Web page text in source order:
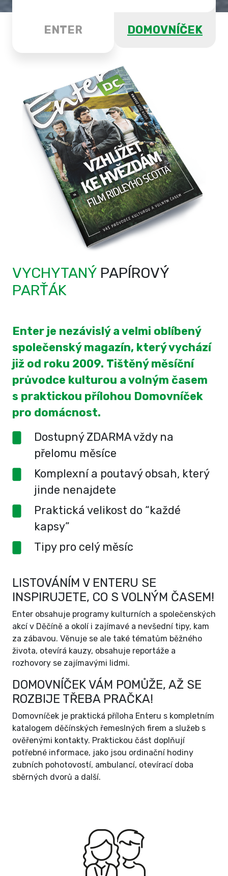
ENTER DOMOVNÍČEK
VYCHYTANÝ PAPÍROVÝ
PARŤÁK
Enter je nezávislý a velmi oblíbený
společenský magazín, který vychází
již od roku 2009. Tištěný měsíční
průvodce kulturou a volným časem
s praktickou přílohou Domovníček
pro domácnost.
Dostupný ZDARMA vždy na
přelomu měsíce
Komplexní a poutavý obsah, který
jinde nenajdete
Praktická velikost do “každé
kapsy”
Tipy pro celý měsíc
LISTOVÁNÍM V ENTERU SE
INSPIRUJETE, CO S VOLNÝM ČASEM!
Enter obsahuje programy kulturních a společenských
akcí v Děčíně a okolí i zajímavé a nevšední tipy, kam
za zábavou. Věnuje se ale také tématům běžného
života, otevírá kauzy, obsahuje reportáže a
rozhovory se zajímavými lidmi.
DOMOVNÍČEK VÁM POMŮŽE, AŽ SE
ROZBIJE TŘEBA PRAČKA!
Domovníček je praktická příloha Enteru s kompletním
katalogem děčínských řemeslných firem a služeb s
ověřenými kontakty. Praktickou část doplňují
potřebné informace, jako jsou ordinační hodiny
zubních pohotovostí, ambulancí, otevírací doba
sběrných dvorů a další.